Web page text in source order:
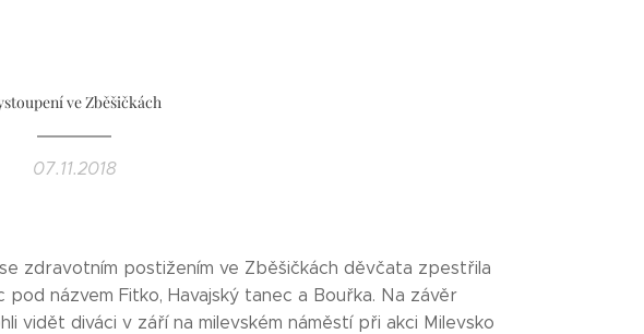
ve Zběšičkách
07.11.2018
zdravotním postižením ve Zběšičkách děvčata zpestřila
názvem Fitko, Havajský tanec a Bouřka. Na závěr
vidět diváci v září na milevském náměstí při akci Milevsko